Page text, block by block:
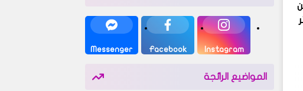
Instagram
Facebook
Messenger
المواضيع الرائجة